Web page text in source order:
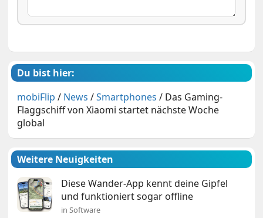
Du bist hier:
mobiFlip / News /Smartphones / Das Gaming-
Flaggschiff von Xiaomi startet nächste Woche
global
Weitere Neuigkeiten
Diese Wander-App kennt deine Gipfel
und funktioniert sogar offline
in Software